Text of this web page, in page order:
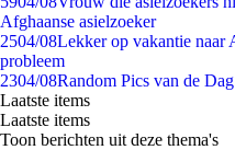
Afghaanse asielzoeker
2504/08Lekker op vakantie naar
probleem
2304/08Random Pics van de
Laatste items
Laatste items
Toon berichten uit deze thema's